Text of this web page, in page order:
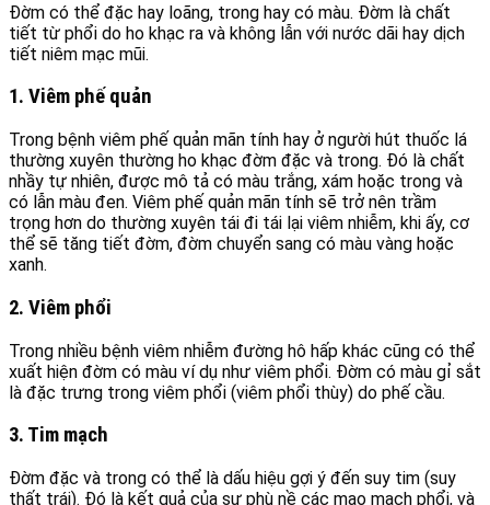
Đờm có thể đặc hay loãng, trong hay có màu. Đờm là chất
tiết từ phổi do ho khạc ra và không lẫn với nước dãi hay dịch
tiết niêm mạc mũi.
1. Viêm phế quản
Trong bệnh viêm phế quản mãn tính hay ở người hút thuốc lá
thường xuyên thường ho khạc đờm đặc và trong. Đó là chất
nhầy tự nhiên, được mô tả có màu trắng, xám hoặc trong và
có lẫn màu đen. Viêm phế quản mãn tính sẽ trở nên trầm
trọng hơn do thường xuyên tái đi tái lại viêm nhiễm, khi ấy, cơ
thể sẽ tăng tiết đờm, đờm chuyển sang có màu vàng hoặc
xanh.
2. Viêm phổi
Trong nhiều bệnh viêm nhiễm đường hô hấp khác cũng có thể
xuất hiện đờm có màu ví dụ như viêm phổi. Đờm có màu gỉ sắt
là đặc trưng trong viêm phổi (viêm phổi thùy) do phế cầu.
3. Tim mạch
Đờm đặc và trong có thể là dấu hiệu gợi ý đến suy tim (suy
thất trái). Đó là kết quả của sự phù nề các mao mạch phổi, và